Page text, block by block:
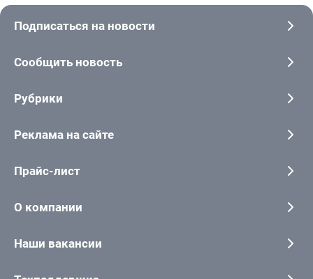
Подписаться на новости
Сообщить новость
Рубрики
Реклама на сайте
Прайс-лист
О компании
Наши вакансии